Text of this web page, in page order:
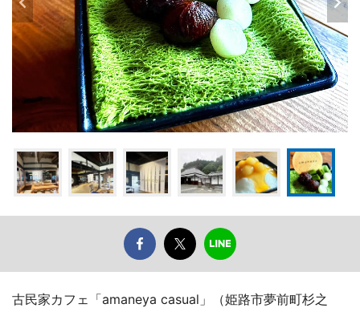
古民家カフェ「amaneya casual」（姫路市夢前町杉之